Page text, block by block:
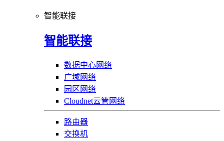
智能联接
智能联接
数据中心网络
广域网络
园区网络
Cloudnet云管网络
路由器
交换机